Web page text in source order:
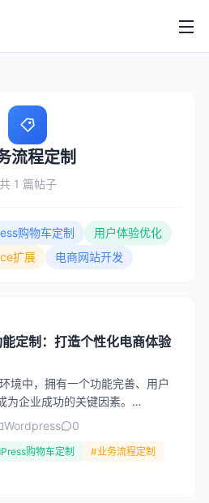
流程定制
共 1 篇帖子
购物车定制
用户体验优化
扩展
电商网站开发
定制：打造个性化电商体验
境中，拥有一个功能完善、用户
企业成功的关键因素。
欢迎的内容管理系统，凭借其强
Wordpress 0
购物车定制 #业务流程定制